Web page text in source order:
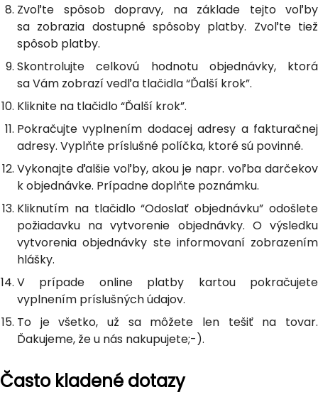
Zvoľte spôsob dopravy, na základe tejto voľby
sa zobrazia dostupné spôsoby platby. Zvoľte tiež
spôsob platby.
Skontrolujte celkovú hodnotu objednávky, ktorá
sa Vám zobrazí vedľa tlačidla “Ďalší krok”.
Kliknite na tlačidlo “Ďalší krok”.
Pokračujte vyplnením dodacej adresy a fakturačnej
adresy. Vyplňte príslušné políčka, ktoré sú povinné.
Vykonajte ďalšie voľby, akou je napr. voľba darčekov
k objednávke. Prípadne doplňte poznámku.
Kliknutím na tlačidlo “Odoslať objednávku” odošlete
požiadavku na vytvorenie objednávky. O výsledku
vytvorenia objednávky ste informovaní zobrazením
hlášky.
V prípade online platby kartou pokračujete
vyplnením príslušných údajov.
To je všetko, už sa môžete len tešiť na tovar.
Ďakujeme, že u nás nakupujete;-).
Často kladené dotazy